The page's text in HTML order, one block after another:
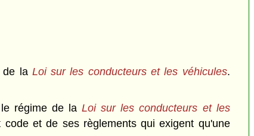
de la Loi sur les conducteurs et les véhicules.
le régime de laLoi sur les conducteurs et les
et de ses règlements qui exigent qu'une